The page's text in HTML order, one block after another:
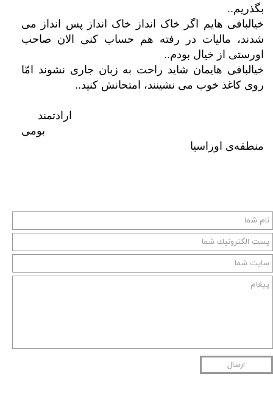
بگذریم..
خیالبافی هایم اگر خاک انداز خاک انداز پس انداز می
شدند، مالیات در رفته هم حساب کنی الان صاحب
اورستی از خیال بودم..
خیالبافی هایمان شاید راحت به زبان جاری نشوند امّا
روی کاغذ خوب می نشینند، امتحانش کنید..
ارادتمند
بومی
منطقه‌ی اوراسیا
ارسال